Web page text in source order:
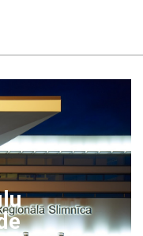
aprūpes
ārpus